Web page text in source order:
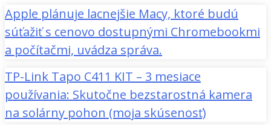
Apple plánuje lacnejšie Macy, ktoré budú
súťažiť s cenovo dostupnými Chromebookmi
a počítačmi, uvádza správa.
TP-Link Tapo C411 KIT – 3 mesiace
používania: Skutočne bezstarostná kamera
na solárny pohon (moja skúsenosť)